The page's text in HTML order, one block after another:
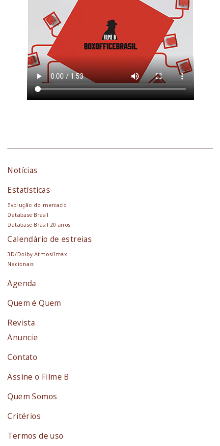
Notícias
Estatísticas
Evolução do mercado
Database Brasil
Database Brasil 20 anos
Calendário de estreias
3D/Dolby Atmos/Imax
Nacionais
Agenda
Quem é Quem
Revista
Anuncie
Contato
Assine o Filme B
Quem Somos
Critérios
Termos de uso